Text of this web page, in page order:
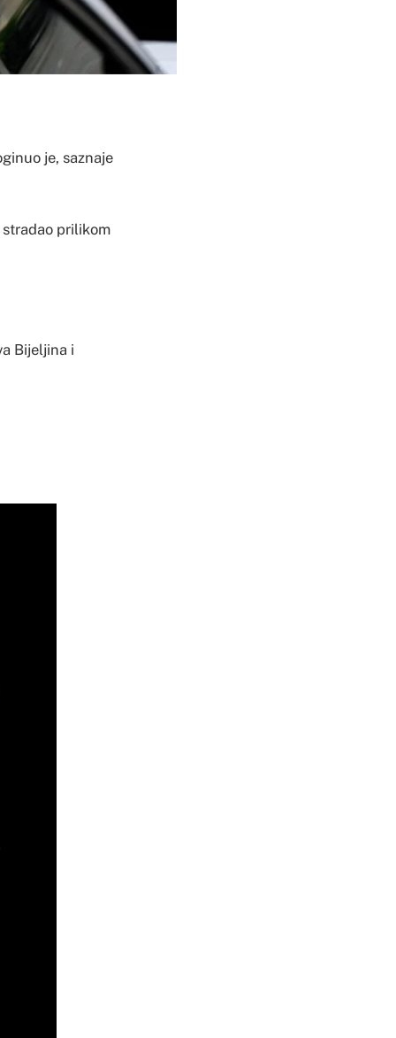
je, saznaje
prilikom
Bijeljina i